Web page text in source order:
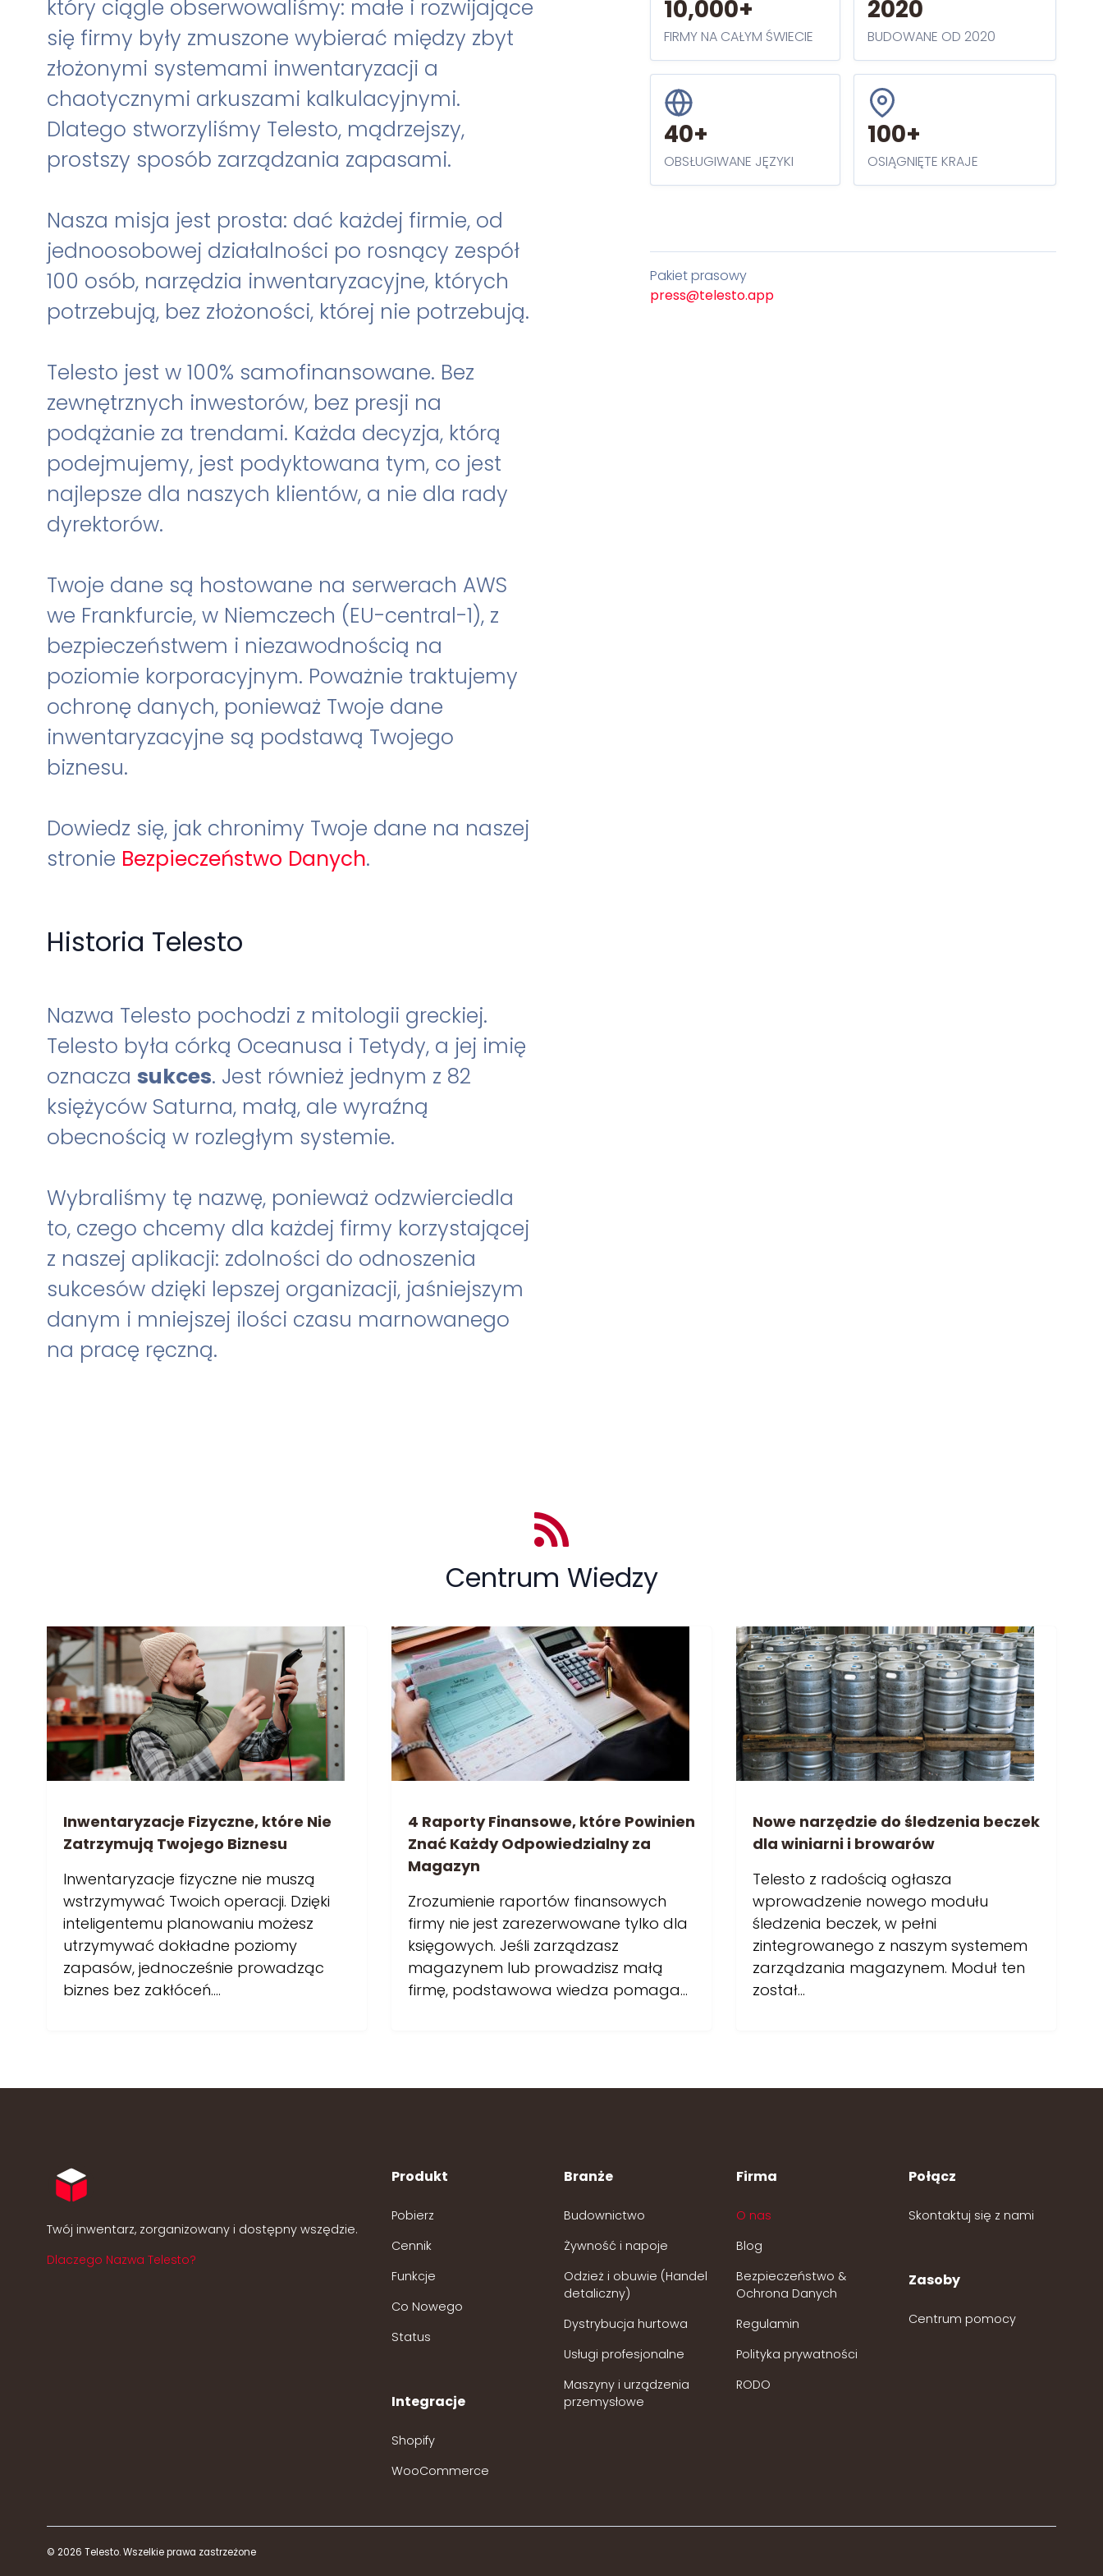
Dansk (DA)
który ciągle obserwowaliśmy: małe i rozwijające
się firmy były zmuszone wybierać między zbyt
złożonymi systemami inwentaryzacji a
chaotycznymi arkuszami kalkulacyjnymi.
Dlatego stworzyliśmy Telesto, mądrzejszy,
prostszy sposób zarządzania zapasami.
Nasza misja jest prosta: dać każdej firmie, od
jednoosobowej działalności po rosnący zespół
100 osób, narzędzia inwentaryzacyjne, których
potrzebują, bez złożoności, której nie potrzebują.
Telesto jest w 100% samofinansowane. Bez
zewnętrznych inwestorów, bez presji na
podążanie za trendami. Każda decyzja, którą
podejmujemy, jest podyktowana tym, co jest
najlepsze dla naszych klientów, a nie dla rady
dyrektorów.
Twoje dane są hostowane na serwerach AWS
we Frankfurcie, w Niemczech (EU-central-1), z
bezpieczeństwem i niezawodnością na
poziomie korporacyjnym. Poważnie traktujemy
ochronę danych, ponieważ Twoje dane
inwentaryzacyjne są podstawą Twojego
biznesu.
Dowiedz się, jak chronimy Twoje dane na naszej
stronie Bezpieczeństwo Danych.
Historia Telesto
Nazwa Telesto pochodzi z mitologii greckiej.
Telesto była córką Oceanusa i Tetydy, a jej imię
oznacza sukces. Jest również jednym z 82
księżyców Saturna, małą, ale wyraźną
obecnością w rozległym systemie.
Wybraliśmy tę nazwę, ponieważ odzwierciedla
to, czego chcemy dla każdej firmy korzystającej
z naszej aplikacji: zdolności do odnoszenia
sukcesów dzięki lepszej organizacji, jaśniejszym
danym i mniejszej ilości czasu marnowanego
na pracę ręczną.
10,000+
FIRMY NA CAŁYM ŚWIECIE
2020
BUDOWANE OD 2020
40+
OBSŁUGIWANE JĘZYKI
100+
OSIĄGNIĘTE KRAJE
Pakiet prasowy
press@telesto.app
Centrum Wiedzy
Inwentaryzacje Fizyczne, które Nie
Zatrzymują Twojego Biznesu
Inwentaryzacje fizyczne nie muszą
wstrzymywać Twoich operacji. Dzięki
inteligentemu planowaniu możesz
utrzymywać dokładne poziomy
zapasów, jednocześnie prowadząc
biznes bez zakłóceń.…
4 Raporty Finansowe, które Powinien
Znać Każdy Odpowiedzialny za
Magazyn
Zrozumienie raportów finansowych
firmy nie jest zarezerwowane tylko dla
księgowych. Jeśli zarządzasz
magazynem lub prowadzisz małą
firmę, podstawowa wiedza pomaga…
Nowe narzędzie do śledzenia beczek
dla winiarni i browarów
Telesto z radością ogłasza
wprowadzenie nowego modułu
śledzenia beczek, w pełni
zintegrowanego z naszym systemem
zarządzania magazynem. Moduł ten
został…
Twój inwentarz, zorganizowany i dostępny wszędzie.
Dlaczego Nazwa Telesto?
Produkt
Pobierz
Cennik
Funkcje
Co Nowego
Status
Integracje
Shopify
WooCommerce
Branże
Budownictwo
Żywność i napoje
Odzież i obuwie (Handel
detaliczny)
Dystrybucja hurtowa
Usługi profesjonalne
Maszyny i urządzenia
przemysłowe
Firma
O nas
Blog
Bezpieczeństwo &
Ochrona Danych
Regulamin
Polityka prywatności
RODO
Połącz
Skontaktuj się z nami
Zasoby
Centrum pomocy
© 2026 Telesto. Wszelkie prawa zastrzeżone